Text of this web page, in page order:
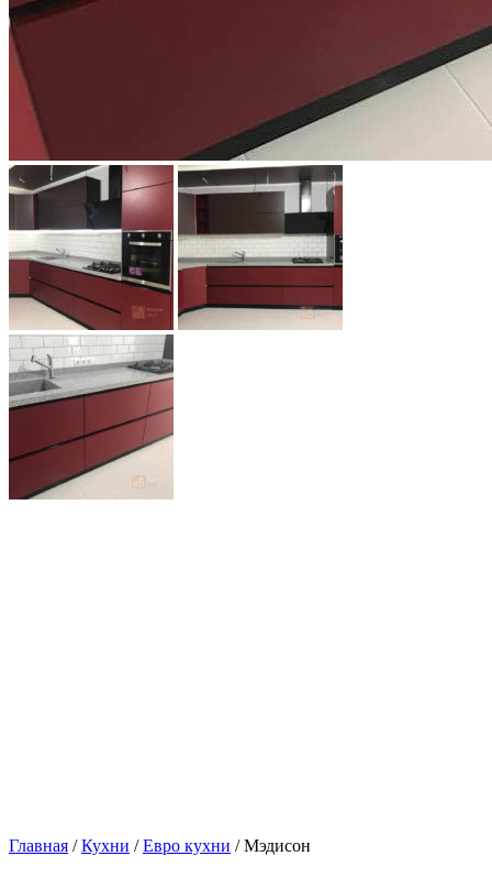
Главная /Кухни /Евро кухни / Мэдисон